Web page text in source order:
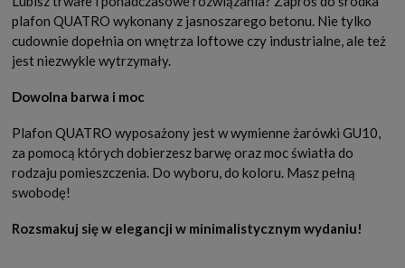
plafon QUATRO wykonany z jasnoszarego betonu. Nie tylko
cudownie dopełnia on wnętrza loftowe czy industrialne, ale też
jest niezwykle wytrzymały.
Dowolna barwa i moc
Plafon QUATRO wyposażony jest w wymienne żarówki GU10,
za pomocą których dobierzesz barwę oraz moc światła do
rodzaju pomieszczenia. Do wyboru, do koloru. Masz pełną
swobodę!
Rozsmakuj się w elegancji w minimalistycznym wydaniu!